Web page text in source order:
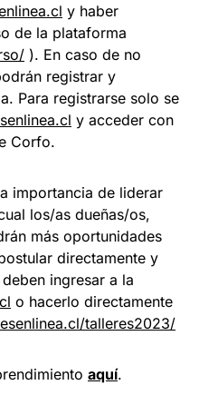
y haber
de la plataforma
). En caso de no
registrar y
Para registrarse solo se
y acceder con
Corfo.
importancia de liderar
los/as dueñas/os,
más oportunidades
directamente y
ingresar a la
o hacerlo directamente
talleres2023/
aquí.